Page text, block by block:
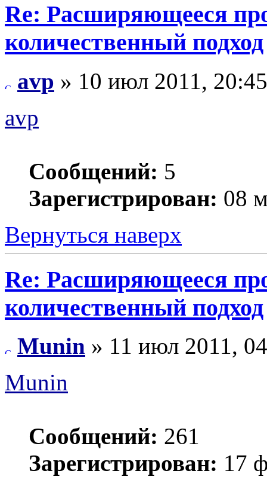
Re: Расширяющееся
количественный подход
avp » 10 июл 2011, 20:45
avp
Сообщений: 5
Зарегистрирован: 08
Вернуться наверх
Re: Расширяющееся
количественный подход
Munin » 11 июл 2011,
Munin
Сообщений: 261
Зарегистрирован: 17